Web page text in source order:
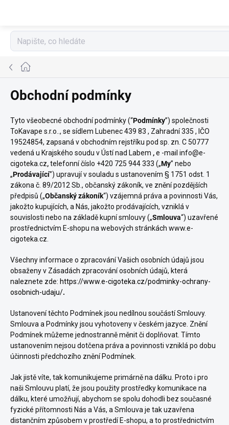
Domů
Obchodní podmínky
Tyto všeobecné obchodní podmínky (“Podmínky”) společnosti
ToKavape s.r.o. , se sídlem Lubenec 439 83 , Zahradní 335 , IČO
19524854, zapsaná v obchodním rejstříku pod sp. zn. C 50777
vedená u Krajského soudu v Ústí nad Labem ,e -mail info@e-
cigoteka.cz,telefonní číslo +420 725 944 333 („My” nebo
„Prodávající”) upravují v souladu s ustanovením § 1751 odst. 1
zákona č. 89/2012 Sb., občanský zákoník, ve znění pozdějších
předpisů („Občanský zákoník“) vzájemná práva a povinnosti Vás,
jakožto kupujících, a Nás, jakožto prodávajících, vzniklá v
souvislosti nebo na základě kupní smlouvy („Smlouva“) uzavřené
prostřednictvím E-shopu na webových stránkách www.e-
cigoteka.cz.
Všechny informace o zpracování Vašich osobních údajů jsou
obsaženy v Zásadách zpracování osobních údajů, která
naleznete zde: https://www.e-cigoteka.cz/podminky-ochrany-
osobnich-udaju/.
Ustanovení těchto Podmínek jsou nedílnou součástí Smlouvy.
Smlouva a Podmínky jsou vyhotoveny v českém jazyce. Znění
Podmínek můžeme jednostranně měnit či doplňovat. Tímto
ustanovením nejsou dotčena práva a povinnosti vzniklá po dobu
účinnosti předchozího znění Podmínek.
Jak jistě víte, tak komunikujeme primárně na dálku. Proto i pro
naši Smlouvu platí, že jsou použity prostředky komunikace na
dálku, které umožňují, abychom se spolu dohodli bez současné
fyzické přítomnosti Nás a Vás, a Smlouva je tak uzavřena
distančním způsobem v prostředí E-shopu, a to prostřednictvím